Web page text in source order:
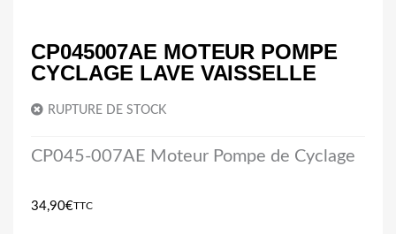
CP045007AE MOTEUR POMPE
CYCLAGE LAVE VAISSELLE
RUPTURE DE STOCK
CP045-007AE Moteur Pompe de Cyclage
34,90€TTC